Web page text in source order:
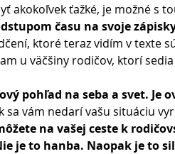
akokoľvek ťažké, je možné s
času na svoje
ktoré teraz vidím v texte
u väčšiny rodičov, ktorí
pohľad na seba a svet. Je
sa vám nedarí vašu situáciu
na vašej ceste k
je to hanba. Naopak je to